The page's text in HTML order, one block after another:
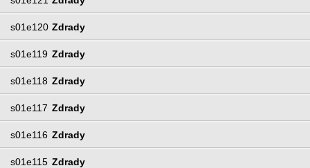
s01e120 Zdrady
s01e119 Zdrady
s01e118 Zdrady
s01e117 Zdrady
s01e116 Zdrady
s01e115 Zdrady